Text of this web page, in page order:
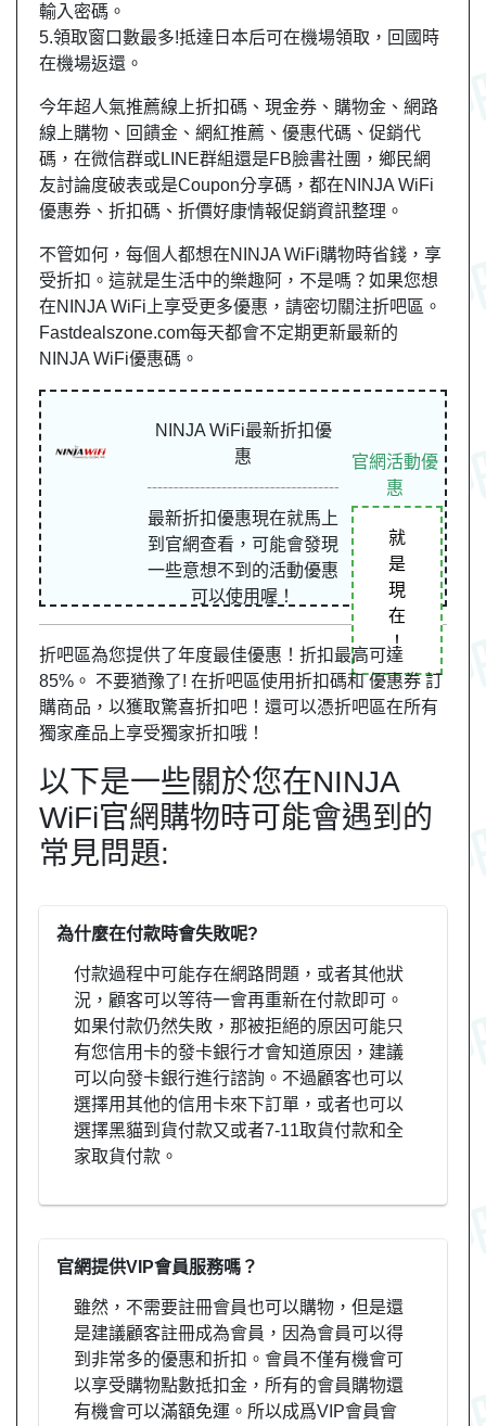
輸入密碼。
5.領取窗口數最多!抵達日本后可在機場領取，回國時
在機場返還。
今年超人氣推薦線上折扣碼、現金券、購物金、網路
線上購物、回饋金、網紅推薦、優惠代碼、促銷代
碼，在微信群或LINE群組還是FB臉書社團， 鄉民網
友討論度破表或是Coupon分享碼，都在NINJA WiFi
優惠券、折扣碼、折價好康情報促銷資訊整理。
不管如何，每個人都想在NINJA WiFi購物時省錢，享
受折扣。這就是生活中的樂趣阿，不是嗎？如果您想
在NINJA WiFi上享受更多優惠，請密切關注折吧區。
Fastdealszone.com每天都會不定期更新最新的
NINJA WiFi優惠碼。
NINJA WiFi最新折扣優
惠
最新折扣優惠現在就馬上
到官網查看，可能會發現
一些意想不到的活動優惠
可以使用喔！
官網活動優
惠
就
是
現
在
！
折吧區為您提供了年度最佳優惠！折扣最高可達
85%。 不要猶豫了! 在折吧區使用折扣碼和 優惠券 訂
購商品，以獲取驚喜折扣吧！還可以憑折吧區在所有
獨家產品上享受獨家折扣哦！
以下是一些關於您在NINJA
WiFi官網購物時可能會遇到的
常見問題:
為什麼在付款時會失敗呢?
付款過程中可能存在網路問題，或者其他狀
況，顧客可以等待一會再重新在付款即可。
如果付款仍然失敗，那被拒絕的原因可能只
有您信用卡的發卡銀行才會知道原因，建議
可以向發卡銀行進行諮詢。不過顧客也可以
選擇用其他的信用卡來下訂單，或者也可以
選擇黑貓到貨付款又或者7-11取貨付款和全
家取貨付款。
官網提供VIP會員服務嗎？
雖然，不需要註冊會員也可以購物，但是還
是建議顧客註冊成為會員，因為會員可以得
到非常多的優惠和折扣。會員不僅有機會可
以享受購物點數抵扣金，所有的會員購物還
有機會可以滿額免運。所以成爲VIP會員會